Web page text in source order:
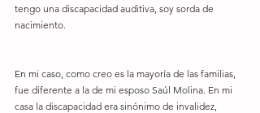
tengo una discapacidad auditiva, soy sorda de
nacimiento.
En mi caso, como creo es la mayoría de las familias,
fue diferente a la de mi esposo Saúl Molina. En mi
casa la discapacidad era sinónimo de invalidez,